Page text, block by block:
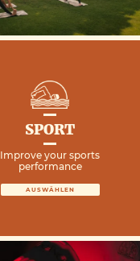
SPORT
Improve your sports
performance
AUSWÄHLEN